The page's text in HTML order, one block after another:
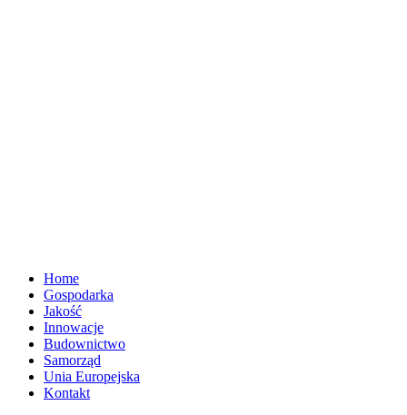
Home
Gospodarka
Jakość
Innowacje
Budownictwo
Samorząd
Unia Europejska
Kontakt